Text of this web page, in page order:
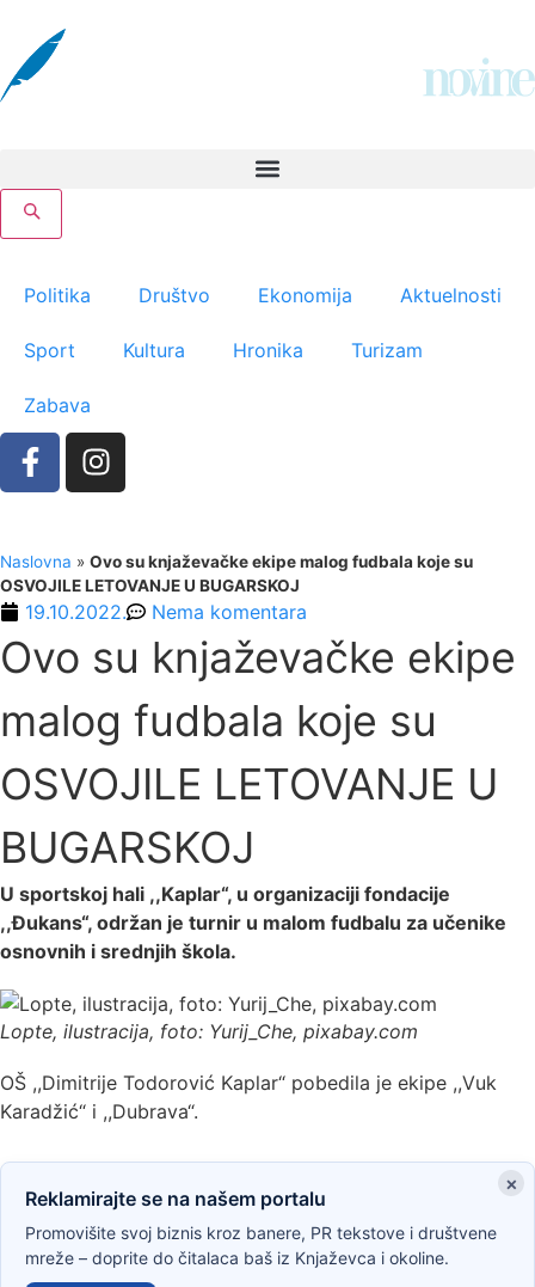
Politika Društvo Ekonomija Aktuelnosti
Sport Kultura Hronika Turizam
Zabava
Naslovna » Ovo su knjaževačke ekipe malog fudbala koje su
OSVOJILE LETOVANJE U BUGARSKOJ
19.10.2022. Nema komentara
Ovo su knjaževačke ekipe
malog fudbala koje su
OSVOJILE LETOVANJE U
BUGARSKOJ
U sportskoj hali ,,Kaplar“, u organizaciji fondacije
,,Đukans“, održan je turnir u malom fudbalu za učenike
osnovnih i srednjih škola.
Lopte, ilustracija, foto: Yurij_Che, pixabay.com
OŠ ,,Dimitrije Todorović Kaplar“ pobedila je ekipe ,,Vuk
Karadžić“ i ,,Dubrava“.
×
Reklamirajte se na našem portalu
Promovišite svoj biznis kroz banere, PR tekstove i društvene
mreže – doprite do čitalaca baš iz Knjaževca i okoline.